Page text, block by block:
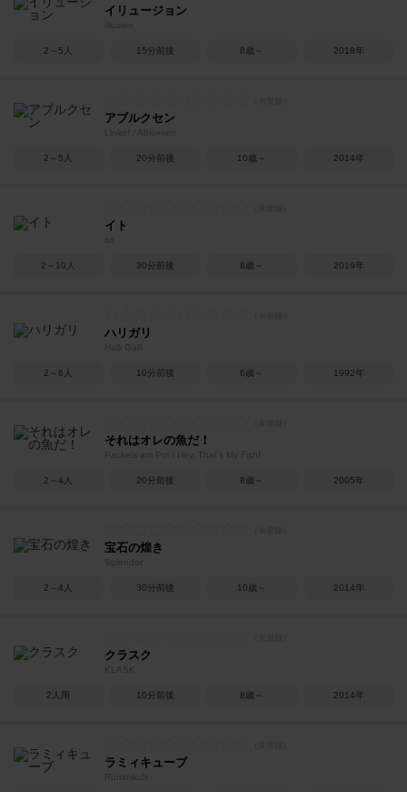
イリュージョン
2～5人 15分前後 8歳～ 2018年
アブルクセン
Linko! / Abluxxen
2～5人 20分前後 10歳～ 2014年
イト
2～10人 30分前後 8歳～ 2019年
ハリガリ
Halli Galli
2～6人 10分前後 6歳～ 1992年
それはオレの魚だ！
Packeis am Pol / Hey, That's My Fish!
2～4人 20分前後 8歳～ 2005年
宝石の煌き
2～4人 30分前後 10歳～ 2014年
クラスク
KLASK
2人用 10分前後 8歳～ 2014年
ラミィキューブ
Rummikub